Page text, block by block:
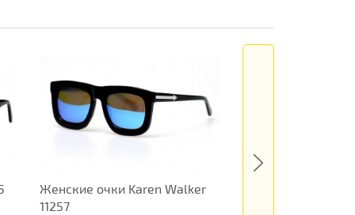
Женские очки Karen Walker
11257